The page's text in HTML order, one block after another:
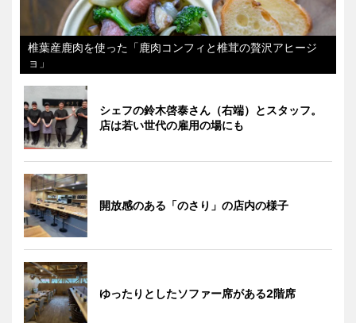
椎葉産鹿肉を使った「鹿肉コンフィと椎茸の贅沢アヒージ
ョ」
シェフの鈴木啓泰さん（右端）とスタッフ。
店は若い世代の雇用の場にも
開放感のある「のさり」の店内の様子
ゆったりとしたソファー席がある2階席